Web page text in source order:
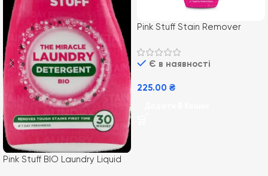
Pink Stuff BIO Laundry Liquid
Pink Stuff Stain Remover
плямовивідник для всіх типів
тканинЄ в наявності
225.00 ₴